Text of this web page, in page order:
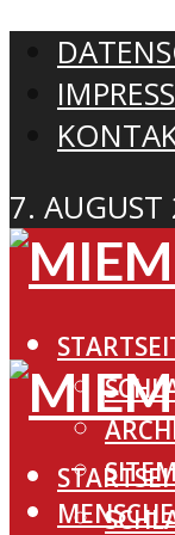
7.